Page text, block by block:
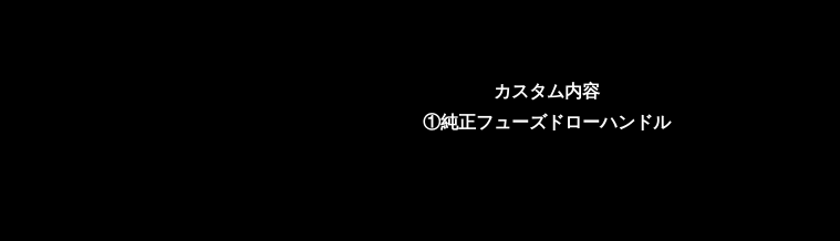
カスタム内容
①純正フューズドローハンドル